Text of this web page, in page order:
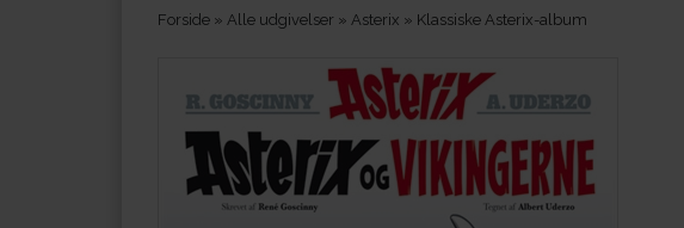
Forside » Alle udgivelser » Asterix » Klassiske Asterix-album